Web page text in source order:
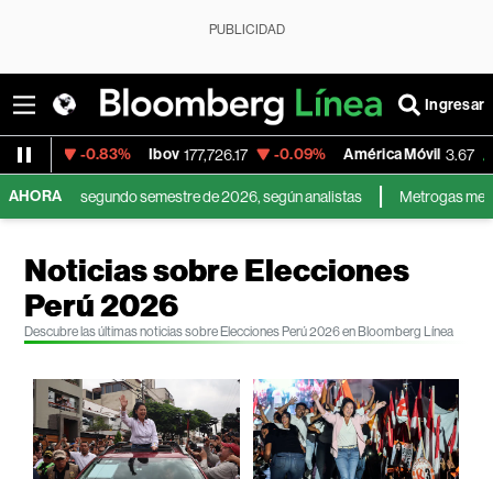
PUBLICIDAD
Ingresar
Ibov 177,726.17 -0.09% América Móvil 3.67 0.00%
AHORA
segundo semestre de 2026, según analistas Metrogas mejora su
Noticias sobre Elecciones
Perú 2026
Descubre las últimas noticias sobre Elecciones Perú 2026 en Bloomberg Línea